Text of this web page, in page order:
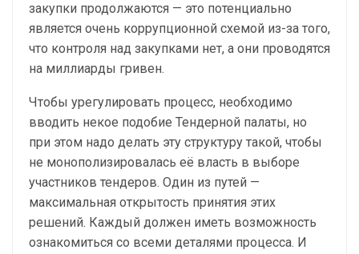
закупки продолжаются — это потенциально
является очень коррупционной схемой из-за того,
что контроля над закупками нет, а они проводятся
на миллиарды гривен.
Чтобы урегулировать процесс, необходимо
вводить некое подобие Тендерной палаты, но
при этом надо делать эту структуру такой, чтобы
не монополизировалась её власть в выборе
участников тендеров. Один из путей —
максимальная открытость принятия этих
решений. Каждый должен иметь возможность
ознакомиться со всеми деталями процесса. И